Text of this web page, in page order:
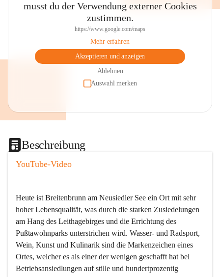
musst du der Verwendung externer Cookies
zustimmen.
https://www.google.com/maps
Mehr erfahren
Akzeptieren und anzeigen
Ablehnen
Auswahl merken
Beschreibung
YouTube-Video
Heute ist Breitenbrunn am Neusiedler See ein Ort mit sehr
hoher Lebensqualität, was durch die starken Zusiedelungen
am Hang des Leithagebirges und die Errichtung des
Pußtawohnparks unterstrichen wird. Wasser- und Radsport,
Wein, Kunst und Kulinarik sind die Markenzeichen eines
Ortes, welcher es als einer der wenigen geschafft hat bei
Betriebsansiedlungen auf stille und hundertprozentig